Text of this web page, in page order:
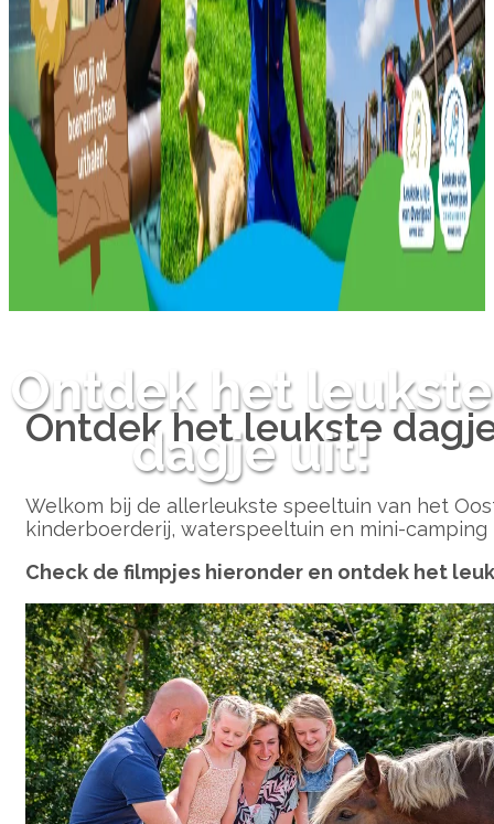
Ontdek het leukste
dagje uit!
Ontdek het leukste
Welkom bij de allerleukste speeltuin van het
kinderboerderij, waterspeeltuin en mini-
Check de filmpjes hieronder en ontdek het